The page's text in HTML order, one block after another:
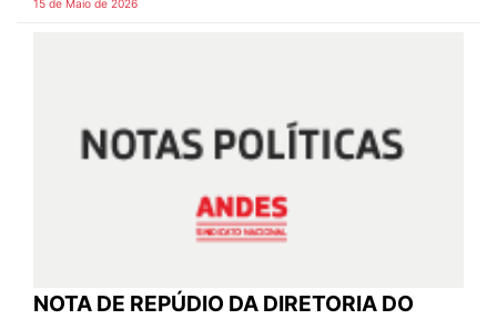
15 de Maio de 2026
NOTA DE REPÚDIO DA DIRETORIA DO